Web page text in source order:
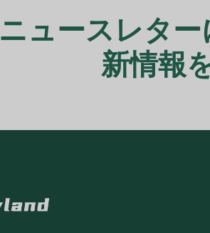
ニュースレタ
新情報